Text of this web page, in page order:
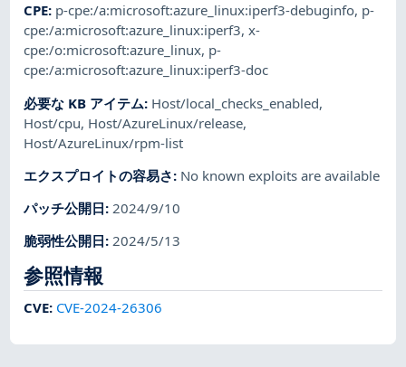
CPE: p-cpe:/a:microsoft:azure_linux:iperf3-debuginfo, p-
cpe:/a:microsoft:azure_linux:iperf3,x-
cpe:/o:microsoft:azure_linux, p-
cpe:/a:microsoft:azure_linux:iperf3-doc
必要な KB アイテム: Host/local_checks_enabled,
Host/cpu, Host/AzureLinux/release,
Host/AzureLinux/rpm-list
エクスプロイトの容易さ: No known exploits are available
パッチ公開日:2024/9/10
脆弱性公開日:2024/5/13
参照情報
CVE: CVE-2024-26306